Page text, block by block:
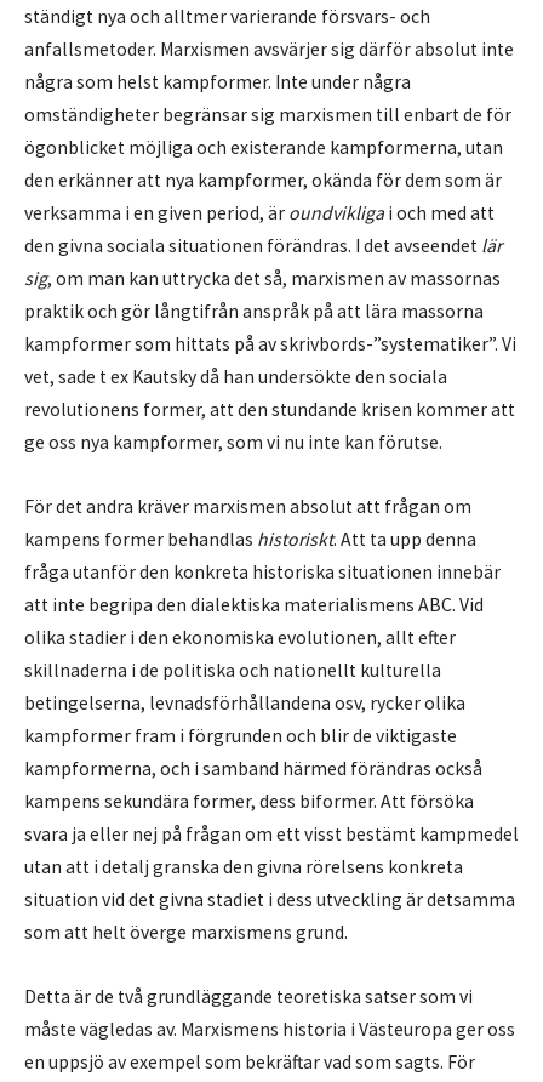
ständigt nya och alltmer varierande försvars- och
anfallsmetoder. Marxismen avsvärjer sig därför absolut inte
några som helst kampformer. Inte under några
omständigheter begränsar sig marxismen till enbart de för
ögonblicket möjliga och existerande kampformerna, utan
den erkänner att nya kampformer, okända för dem som är
verksamma i en given period, är oundvikliga i och med att
den givna sociala situationen förändras. I det avseendet lär
sig, om man kan uttrycka det så, marxismen av massornas
praktik och gör långtifrån anspråk på att lära massorna
kampformer som hittats på av skrivbords-”systematiker”. Vi
vet, sade t ex Kautsky då han undersökte den sociala
revolutionens former, att den stundande krisen kommer att
ge oss nya kampformer, som vi nu inte kan förutse.
För det andra kräver marxismen absolut att frågan om
kampens former behandlas historiskt. Att ta upp denna
fråga utanför den konkreta historiska situationen innebär
att inte begripa den dialektiska materialismens ABC. Vid
olika stadier i den ekonomiska evolutionen, allt efter
skillnaderna i de politiska och nationellt kulturella
betingelserna, levnadsförhållandena osv, rycker olika
kampformer fram i förgrunden och blir de viktigaste
kampformerna, och i samband härmed förändras också
kampens sekundära former, dess biformer. Att försöka
svara ja eller nej på frågan om ett visst bestämt kampmedel
utan att i detalj granska den givna rörelsens konkreta
situation vid det givna stadiet i dess utveckling är detsamma
som att helt överge marxismens grund.
Detta är de två grundläggande teoretiska satser som vi
måste vägledas av. Marxismens historia i Västeuropa ger oss
en uppsjö av exempel som bekräftar vad som sagts. För